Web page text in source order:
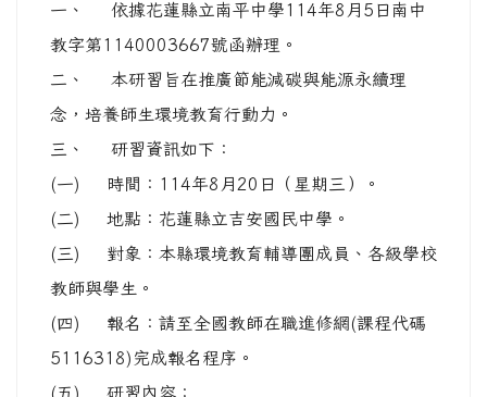
一、 依據花蓮縣立南平中學114年8月5日南中
教字第1140003667號函辦理。
二、 本研習旨在推廣節能減碳與能源永續理
念，培養師生環境教育行動力。
三、 研習資訊如下：
(一) 時間：114年8月20日（星期三）。
(二) 地點：花蓮縣立吉安國民中學。
(三) 對象：本縣環境教育輔導團成員、各級學校
教師與學生。
(四) 報名：請至全國教師在職進修網(課程代碼
5116318)完成報名程序。
(五) 研習內容：